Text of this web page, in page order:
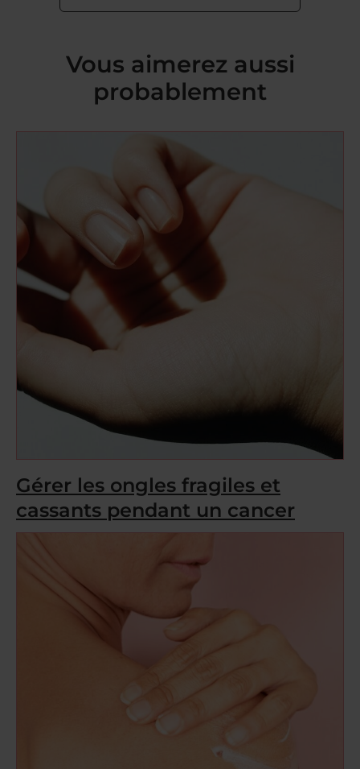
Vous aimerez aussi
probablement
Gérer les ongles fragiles et
cassants pendant un cancer